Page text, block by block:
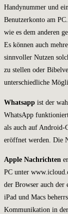
Handynummer und
Benutzerkonto am
wie es dem anderen
Es können auch
sinnvoller Nutzen
zu stellen oder
unterschiedliche
Whatsapp ist der
WhatsApp
als auch auf Android-
eröffnet werden. Die
Apple Nachrichten
PC unter
der Browser auch der
iPad und Macs
Kommunikation in